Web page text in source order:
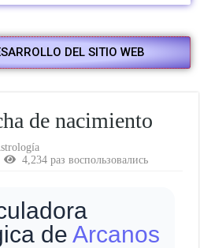
DEL SITIO WEB
de nacimiento
4,234 раз воспользовались
deArcanos